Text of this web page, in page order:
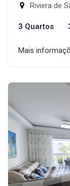
Riviera de
3 Quartos
Mais